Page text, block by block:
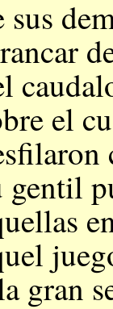
sus
el
gentil
gran